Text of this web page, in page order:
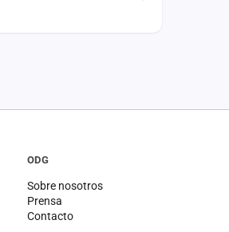
ODG
Sobre nosotros
Prensa
Contacto